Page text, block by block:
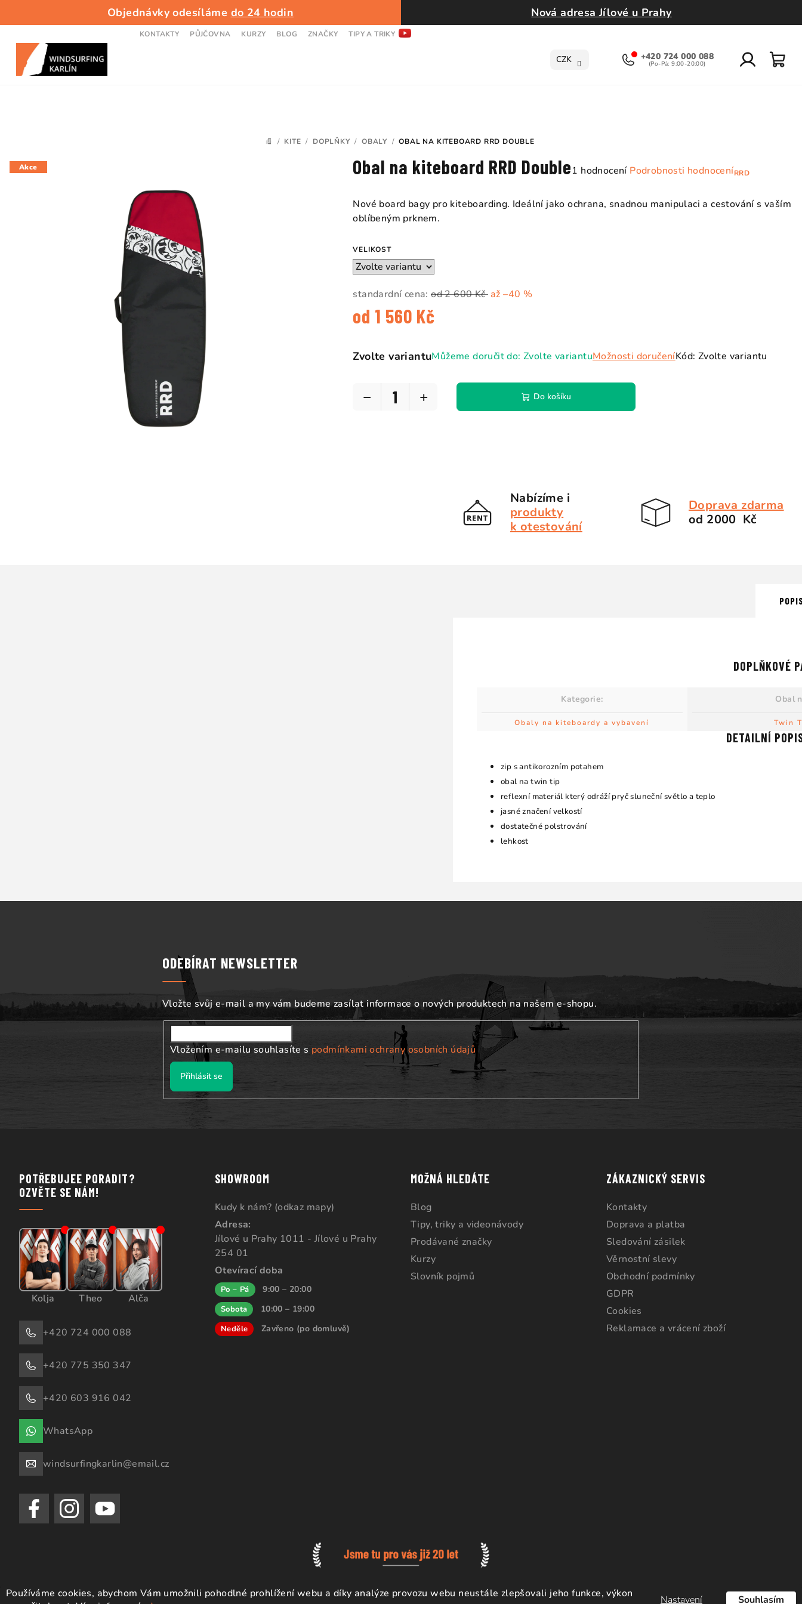
Používáme cookies, abychom Vám umožnili pohodlné prohlížení webu a díky analýze provozu webu neustále zlepšovali jeho funkce, výkon
Nastavení Souhlasím
Objednávky odesíláme do 24 hodin Nová adresa Jílové u Prahy
KONTAKTY PŮJČOVNA KURZY BLOG ZNAČKY TIPY A TRIKY
CZK +420 724 000 088
DOMŮ
/ KITE / DOPLŇKY / OBALY / OBAL NA KITEBOARD RRD DOUBLE
RRD
Obal na kiteboard RRD DoublePrůměrné
produktu
1 hodnocení Podrobnosti hodnocení
Nové board bagy pro kiteboarding. Ideální jako ochrana, snadnou manipulaci a cestování s vaším
oblíbeným prknem.
VELIKOST
standardní cena: od 2 600 Kčaž –40 %
od 1 560 Kč
cena:
Zvolte variantuMůžeme doručit do: Zvolte variantuMožnosti doručeníKód: Zvolte variantu
+
− Do košíku
Akce
Nabízíme i
produkty
k otestování
Doprava zdarma
od 2000 Kč
DETAILNÍ
zip s antikorozním potahem
obal na twin tip
reflexní materiál který odráží pryč sluneční světlo a teplo
jasné značení velkostí
dostatečné polstrování
lehkost
DOPLŇKOVÉ
Kategorie:
Obaly na kiteboardy a vybavení
Obal
Twin
t
í
ODEBÍRAT NEWSLETTER
Vložte svůj e-mail a my vám budeme zasílat informace o nových produktech na našem e-shopu.
Vložením e-mailu souhlasíte s podmínkami ochrany osobních údajů
Přihlásit se
POTŘEBUJEE PORADIT?
OZVĚTE SE NÁM!
Kolja Theo Alča
+420 724 000 088
+420 775 350 347
+420 603 916 042
WhatsApp
windsurfingkarlin@email.cz
SHOWROOM
Kudy k nám? (odkaz mapy)
Adresa:
Jílové u Prahy 1011 - Jílové u Prahy
254 01
Otevírací doba
Po – Pá 9:00 – 20:00
Sobota 10:00 – 19:00
Neděle Zavřeno (po domluvě)
MOŽNÁ HLEDÁTE
Blog
Tipy, triky a videonávody
Prodávané značky
Kurzy
Slovník pojmů
ZÁKAZNICKÝ SERVIS
Kontakty
Doprava a platba
Sledování zásilek
Věrnostní slevy
Obchodní podmínky
GDPR
Cookies
Reklamace a vrácení zboží
Copyright 2026 Windsurfing Karlín.cz . Všechna práva vyhrazena. Upravit nastavení cookies